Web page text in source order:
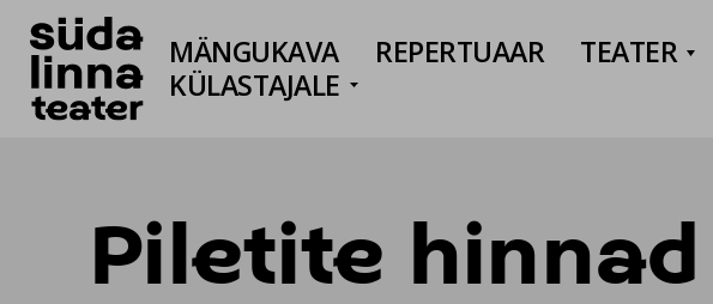
MÄNGUKAVA REPERTUAAR TEATER
KÜLASTAJALE Ava/sulge rippmenüü
Piletite hinnad